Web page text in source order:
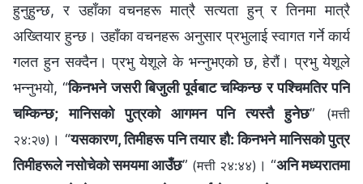
हुनुहुन्छ, र उहाँका वचनहरू मात्रै सत्यता हुन् र तिनमा मात्रै
अख्‍तियार हुन्छ। उहाँका वचनहरू अनुसार प्रभुलाई स्वागत गर्ने कार्य
गलत हुन सक्दैन। प्रभु येशूले के भन्‍नुभएको छ, हेरौं। प्रभु येशूले
भन्नुभयो, “किनभने जसरी बिजुली पूर्वबाट चम्‍किन्‍छ र पश्‍चिमतिर पनि
चम्‍किन्‍छ; मानिसको पुत्रको आगमन पनि त्यस्तै हुनेछ” (मत्ती
२४:२७) । “यसकारण, तिमीहरू पनि तयार हौ: किनभने मानिसको पुत्र
तिमीहरूले नसोचेको समयमा आउँछ” (मत्ती २४:४४) । “अनि मध्यरातमा